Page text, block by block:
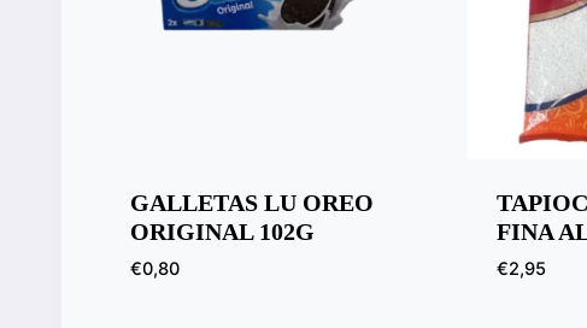
GALLETAS LU OREO
ORIGINAL 102G
€0,80
FINA
€2,95